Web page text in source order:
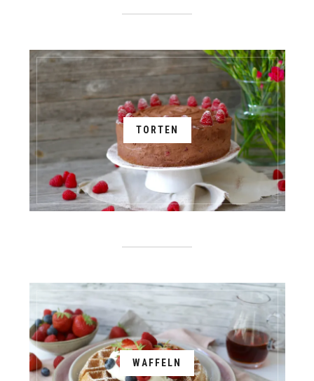
TORTEN
WAFFELN